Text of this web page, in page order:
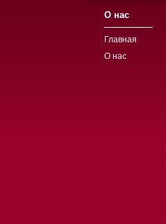
О нас
Главная
О нас